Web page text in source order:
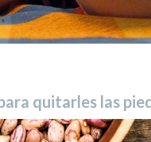
quitarles las